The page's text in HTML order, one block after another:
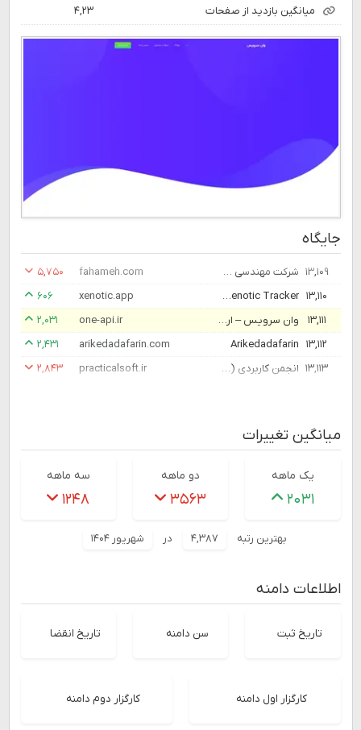
میانگین بازدید از صفحات ۴,۲۳
جایگاه
۱۳,۱۰۹ شرکت مهندسی صنعتی فهامه – بازرسی و ارزیابی انطباق، نظارت بر طرح ها و کنترل پروژه، امکان سنجی و مشاوره مدیریت، آموزش fahameh.com
۵,۷۵۰
۱۳,۱۱۰
Xenotic Tracker — صفحه اصلی xenotic.app
۶۰۶
۱۳,۱۱۱
وان سرویس – ارائه دهنده بهترین وبسرویس ها one-api.ir
۲,۰۳۱
۱۳,۱۱۲ Arikedadafarin
arikedadafarin.com
۲,۴۳۱
۱۳,۱۱۳
انجمن کاربردی (گروه آموزشی الغدیر) practicalsoft.ir ۲,۸۴۳
میانگین تغییرات
یک ماهه
۲۰۳۱
دو ماهه
۳۵۶۳
سه ماهه
۱۲۴۸
بهترین رتبه ۴,۳۸۷ در شهریور ۱۴۰۴
اطلاعات دامنه
تاریخ ثبت سن دامنه تاریخ انقضا
کارگزار اول دامنه کارگزار دوم دامنه